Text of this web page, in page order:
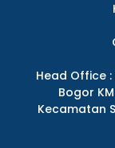
Head Office
Bogor
Kecamatan